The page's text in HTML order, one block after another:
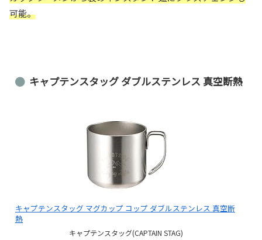
可能。
キャプテンスタッグ ダブルステンレス 真空断熱
キャプテンスタッグ マグカップ コップ ダブルステンレス 真空断
熱
キャプテンスタッグ(CAPTAIN STAG)